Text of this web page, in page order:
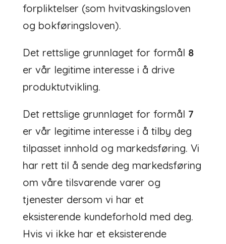
forpliktelser (som hvitvaskingsloven
og bokføringsloven).
Det rettslige grunnlaget for formål 8
er vår legitime interesse i å drive
produktutvikling.
Det rettslige grunnlaget for formål 7
er vår legitime interesse i å tilby deg
tilpasset innhold og markedsføring. Vi
har rett til å sende deg markedsføring
om våre tilsvarende varer og
tjenester dersom vi har et
eksisterende kundeforhold med deg.
Hvis vi ikke har et eksisterende